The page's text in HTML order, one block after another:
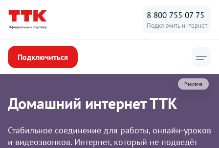
8 800 755 07 75
Подключить интернет
Подключиться
Домашний интернет ТТК
Стабильное соединение для работы, онлайн-уроков
и видеозвонков. Интернет, который не подведёт
Реклама